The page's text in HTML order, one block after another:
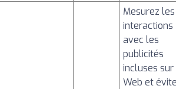
Mesurez les
interactions
avec les
publicités
incluses
Web et